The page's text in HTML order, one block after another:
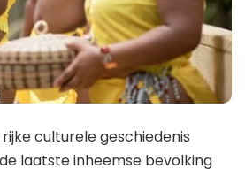
culturele geschiedenis
laatste inheemse bevolking